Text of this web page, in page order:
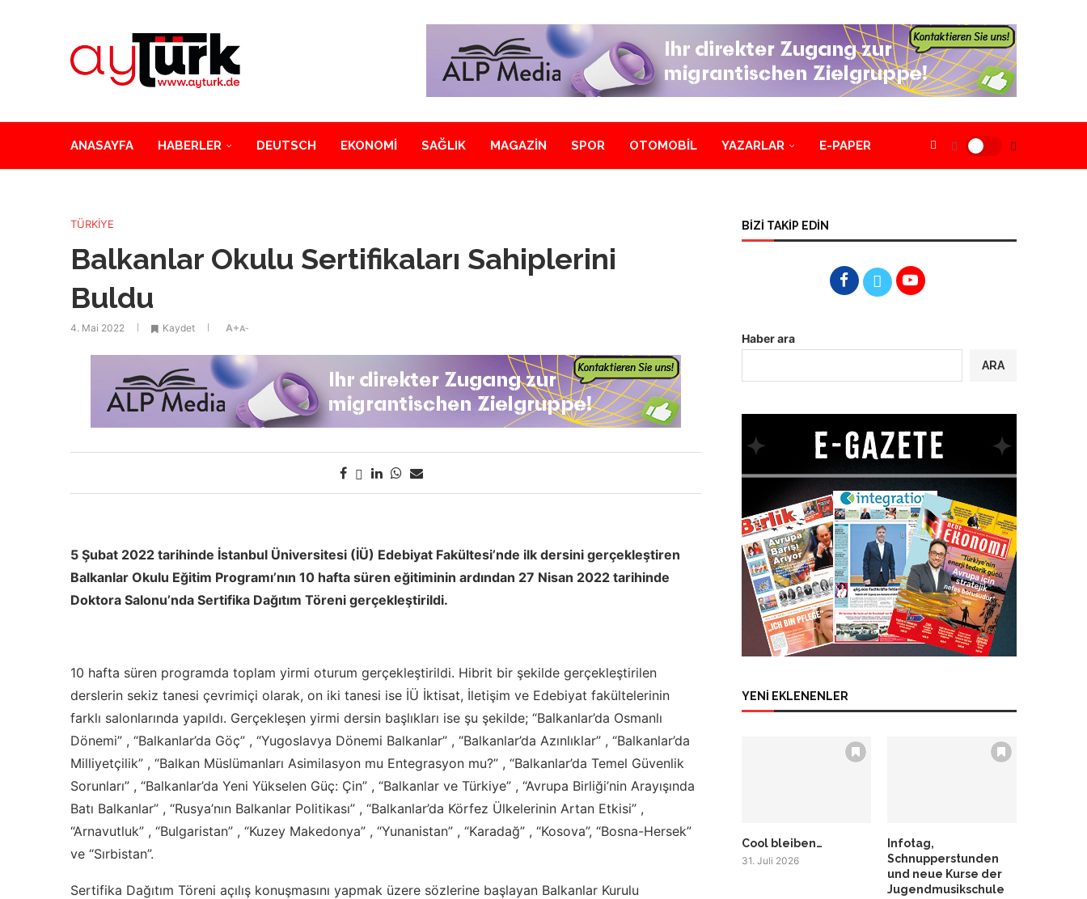
ANASAYFA HABERLER DEUTSCH EKONOMİ SAĞLIK MAGAZİN SPOR OTOMOBİL YAZARLAR E-PAPER
TÜRKİYE
Balkanlar Okulu Sertifikaları Sahiplerini
Buldu
4. Mai 2022 Kaydet A+A-
5 Şubat 2022 tarihinde İstanbul Üniversitesi (İÜ) Edebiyat Fakültesi’nde ilk dersini gerçekleştiren
Balkanlar Okulu Eğitim Programı’nın 10 hafta süren eğitiminin ardından 27 Nisan 2022 tarihinde
Doktora Salonu’nda Sertifika Dağıtım Töreni gerçekleştirildi.
10 hafta süren programda toplam yirmi oturum gerçekleştirildi. Hibrit bir şekilde gerçekleştirilen
derslerin sekiz tanesi çevrimiçi olarak, on iki tanesi ise İÜ İktisat, İletişim ve Edebiyat fakültelerinin
farklı salonlarında yapıldı. Gerçekleşen yirmi dersin başlıkları ise şu şekilde; “Balkanlar’da Osmanlı
Dönemi” , “Balkanlar’da Göç” , “Yugoslavya Dönemi Balkanlar” , “Balkanlar’da Azınlıklar” , “Balkanlar’da
Milliyetçilik” , “Balkan Müslümanları Asimilasyon mu Entegrasyon mu?” , “Balkanlar’da Temel Güvenlik
Sorunları” , “Balkanlar’da Yeni Yükselen Güç: Çin” , “Balkanlar ve Türkiye” , “Avrupa Birliği’nin Arayışında
Batı Balkanlar” , “Rusya’nın Balkanlar Politikası” , “Balkanlar’da Körfez Ülkelerinin Artan Etkisi” ,
“Arnavutluk” , “Bulgaristan” , “Kuzey Makedonya” , “Yunanistan” , “Karadağ” , “Kosova”, “Bosna-Hersek”
ve “Sırbistan”.
Sertifika Dağıtım Töreni açılış konuşmasını yapmak üzere sözlerine başlayan Balkanlar Kurulu
BİZİ TAKİP EDİN
Haber ara
ARA
YENİ EKLENENLER
Cool bleiben…
31. Juli 2026
Infotag,
Schnupperstunden
und neue Kurse der
Jugendmusikschule